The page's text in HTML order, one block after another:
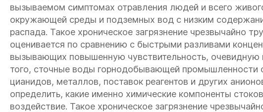
вызываемом симптомах отравления людей и всего
окружающей среды и подземных вод с низким
распада. Такое хроническое загрязнение чрезвычайно
оценивается по сравнению с быстрыми разливами
вызывающих повышенную чувствительность, очевидную
того, сточные воды горнодобывающей
цианидов, металлов, поставок реагентов и других
определить, какие именно химические компоненты
воздействие. Такое хроническое загрязнение